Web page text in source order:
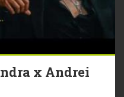
x Andrei